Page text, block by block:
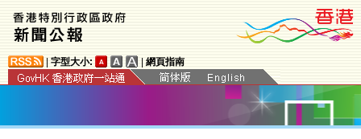
字型大小: 網頁指南